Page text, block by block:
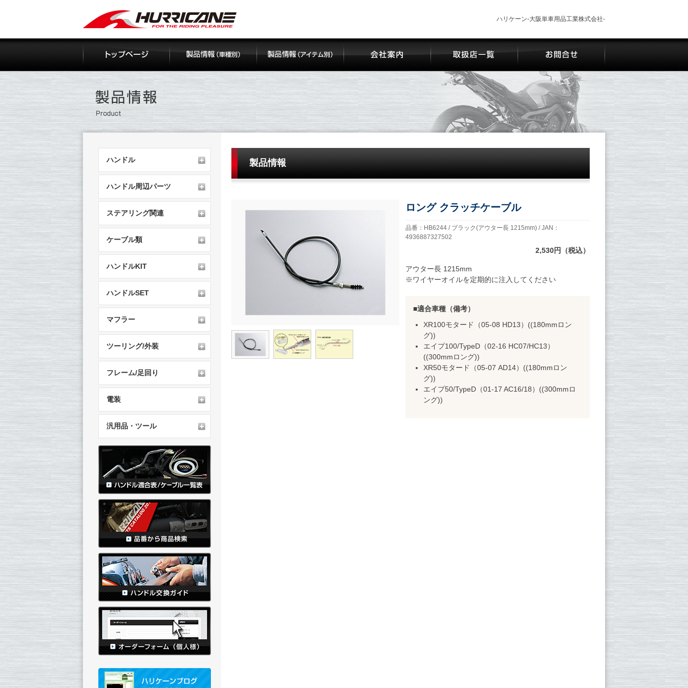
ハリケーン-大阪単車用品工業株式会社-
製品情報
ロング クラッチケーブル
品番：HB6244 / ブラック(アウター長 1215mm) / JAN：
4936887327502
2,530円（税込）
アウター長 1215mm
※ワイヤーオイルを定期的に注入してください
適合車種（備考）
XR100モタード（05-08 HD13）((180mmロン
グ))
エイプ100/TypeD（02-16 HC07/HC13）
((300mmロング))
XR50モタード（05-07 AD14）((180mmロン
グ))
エイプ50/TypeD（01-17 AC16/18）((300mmロ
ング))
ハンドル
ハンドル周辺パーツ
ステアリング関連
ケーブル類
ハンドルKIT
ハンドルSET
マフラー
ツーリング/外装
フレーム/足回り
電装
汎用品・ツール